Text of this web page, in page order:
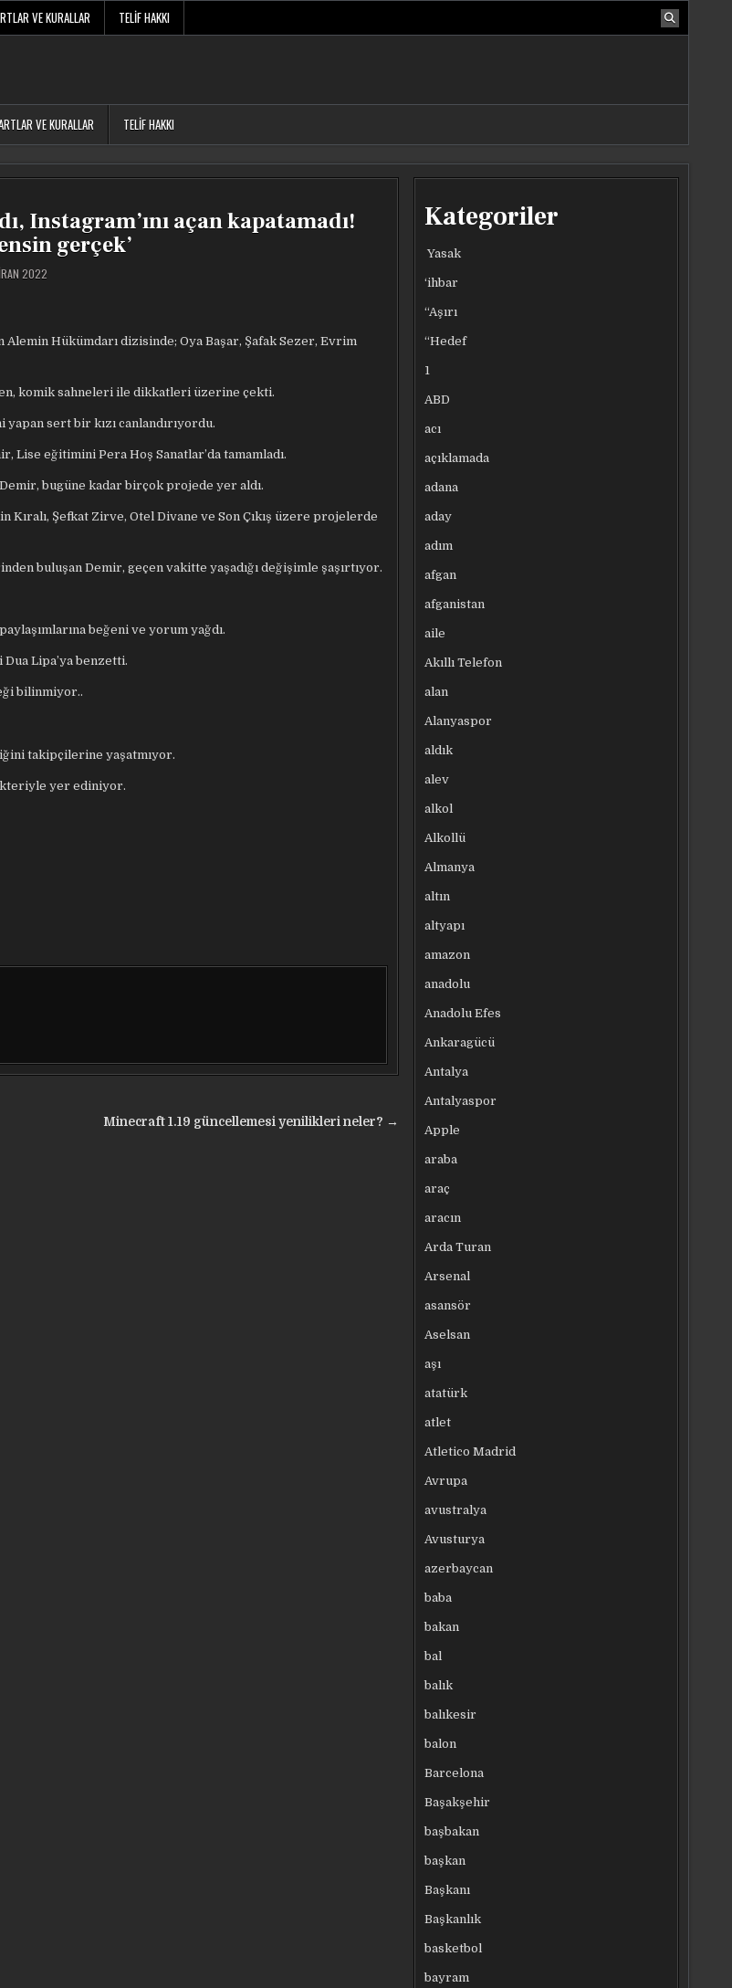
VE KURALLAR TELIF HAKKI
VE KURALLAR TELIF HAKKI
Instagram’ını açan kapatamadı!
gerçek’
2022
Alemin Hükümdarı dizisinde; Oya Başar, Şafak Sezer, Evrim
komik sahneleri ile dikkatleri üzerine çekti.
sert bir kızı canlandırıyordu.
Lise eğitimini Pera Hoş Sanatlar’da tamamladı.
bugüne kadar birçok projede yer aldı.
Kıralı, Şefkat Zirve, Otel Divane ve Son Çıkış üzere projelerde
buluşan Demir, geçen vakitte yaşadığı değişimle şaşırtıyor.
beğeni ve yorum yağdı.
Lipa’ya benzetti.
bilinmiyor..
takipçilerine yaşatmıyor.
yer ediniyor.
Minecraft 1.19 güncellemesi yenilikleri neler? →
Kategoriler
Yasak
‘ihbar
“Aşırı
“Hedef
1
ABD
acı
açıklamada
adana
aday
adım
afgan
afganistan
aile
Akıllı Telefon
alan
Alanyaspor
aldık
alev
alkol
Alkollü
Almanya
altın
altyapı
amazon
anadolu
Anadolu Efes
Ankaragücü
Antalya
Antalyaspor
Apple
araba
araç
aracın
Arda Turan
Arsenal
asansör
Aselsan
aşı
atatürk
atlet
Atletico Madrid
Avrupa
avustralya
Avusturya
azerbaycan
baba
bakan
bal
balık
balıkesir
balon
Barcelona
Başakşehir
başbakan
başkan
Başkanı
Başkanlık
basketbol
bayram